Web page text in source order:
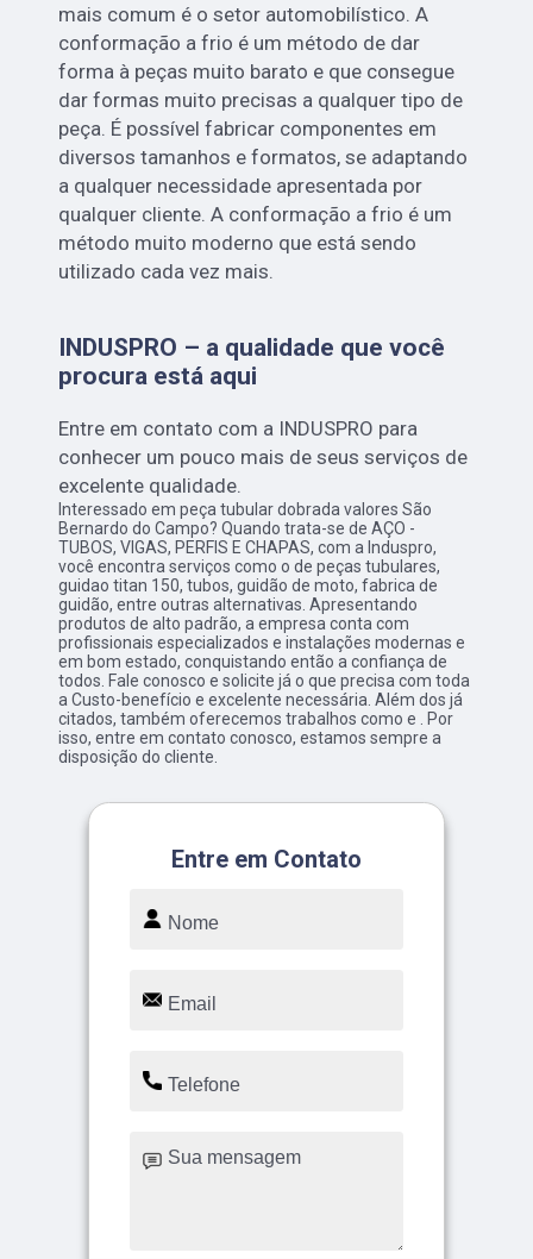
mais comum é o setor automobilístico. A
conformação a frio é um método de dar
forma à peças muito barato e que consegue
dar formas muito precisas a qualquer tipo de
peça. É possível fabricar componentes em
diversos tamanhos e formatos, se adaptando
a qualquer necessidade apresentada por
qualquer cliente. A conformação a frio é um
método muito moderno que está sendo
utilizado cada vez mais.
INDUSPRO – a qualidade que você
procura está aqui
Entre em contato com a INDUSPRO para
conhecer um pouco mais de seus serviços de
excelente qualidade.
Interessado em peça tubular dobrada valores São
Bernardo do Campo? Quando trata-se de AÇO -
TUBOS, VIGAS, PERFIS E CHAPAS, com a Induspro,
você encontra serviços como o de peças tubulares,
guidao titan 150, tubos, guidão de moto, fabrica de
guidão, entre outras alternativas. Apresentando
produtos de alto padrão, a empresa conta com
profissionais especializados e instalações modernas e
em bom estado, conquistando então a confiança de
todos. Fale conosco e solicite já o que precisa com toda
a Custo-benefício e excelente necessária. Além dos já
citados, também oferecemos trabalhos como e . Por
isso, entre em contato conosco, estamos sempre a
disposição do cliente.
Entre em Contato